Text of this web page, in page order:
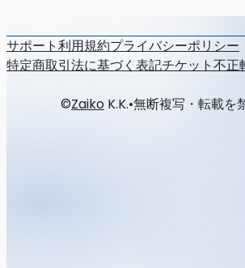
サポート利用規約プライバシーポリシー
特定商取引法に基づく表記チケット不正
©Zaiko K.K.•無断複写・転載を